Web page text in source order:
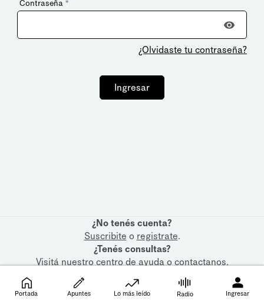
Contraseña *
¿Olvidaste tu contraseña?
Ingresar
¿No tenés cuenta?
Suscribite o registrate.
¿Tenés consultas?
Visitá nuestrocentro de ayudaocontactanos.
Portada Apuntes Lo más leído Radio Ingresar